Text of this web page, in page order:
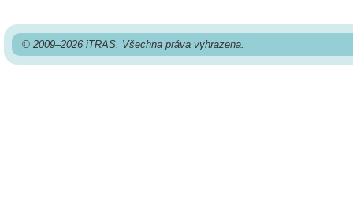
© 2009–2026 iTRAS. Všechna práva vyhrazena.